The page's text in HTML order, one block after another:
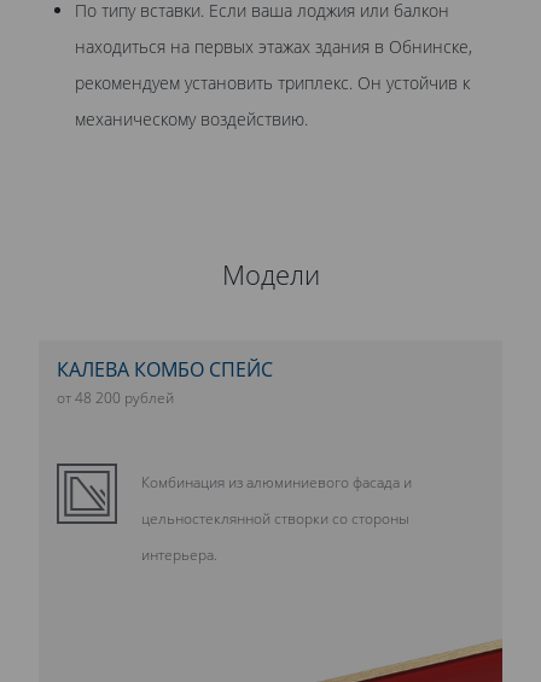
По типу вставки. Если ваша лоджия или балкон
находиться на первых этажах здания в Обнинске,
рекомендуем установить триплекс. Он устойчив к
механическому воздействию.
Модели
КАЛЕВА КОМБО СПЕЙС
от 48 200 рублей
Комбинация из алюминиевого фасада и
цельностеклянной створки со стороны
интерьера.